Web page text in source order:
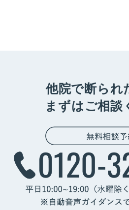
他院で断られ
まずはご相談